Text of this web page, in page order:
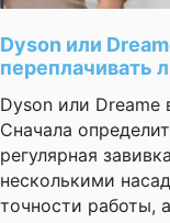
Dyson или
переплачивать
Dyson или Dreame
Сначала
регулярная
несколькими
точности работы,